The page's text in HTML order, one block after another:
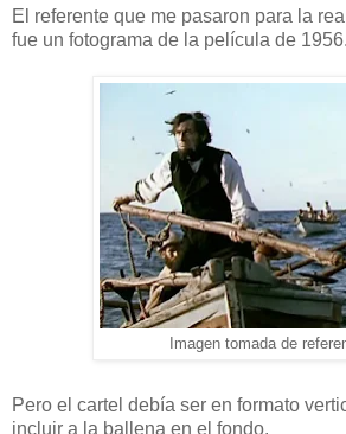
El referente que me pasaron para la
fue un fotograma de la película de 1956.
Imagen tomada de
Pero el cartel debía ser en formato
incluir a la ballena en el fondo.